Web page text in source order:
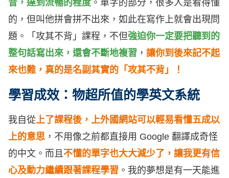
音，達到流暢的程度 。單字的部分，很多人是看得懂
的，但叫他拼會拼不出來，如此在寫作上就會出現問
題。「攻其不背」課程，不但強迫你一定要把聽到的
整句話寫出來，還會不斷地複習 ， 讓你到後來記不起
來也難，真的是名副其實的「攻其不背」！
學習成效：物超所值的學英文系統
我自從上了課程後，上外國網站可以輕易看懂五成以
上的意思 ，不用像之前都直接用 Google 翻譯成奇怪
的中文。而且不懂的單字也大大減少了，讓我更有信
心及動力繼續跟著課程學習 。我的夢想是有一天能進